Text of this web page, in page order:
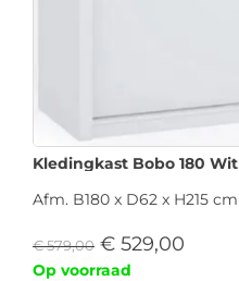
Kledingkast Bobo 180 Wit
Afm. B180 x D62 x H215 cm
€579,00 € 529,00
Op voorraad